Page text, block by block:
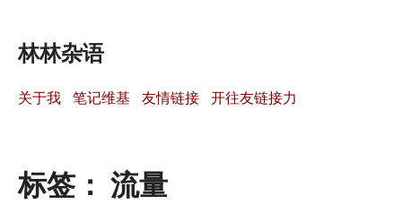
林林杂语
关于我 笔记维基 友情链接 开往友链接力
标签： 流量